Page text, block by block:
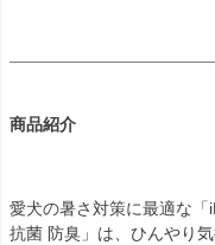
商品紹介
愛犬の暑さ対策に最適な
抗菌 防臭」は、ひんやり